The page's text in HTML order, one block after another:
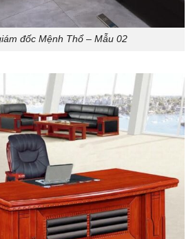
đốc Mệnh Thổ – Mẫu 02